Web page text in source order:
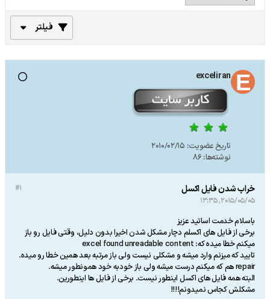
فیلتر
exceliran
تاریخ عضویت: 2010/02/15
نوشته‌ها: 86
#1 خراب شدن فایل اکسل
2015/05/05, 13:35
باسلام خدمت اساتید عزیز
برخی از فایل های اکسلم دچار مشکل شدن اخیرا بدون دلیل، وقتی فایل رو باز
میکنم خطا میده که: excel found unreadable content
تایید که میزنم وارد میشه و مشکلی نیست ولی باز مرتبه بعد همین خطا رو میده.
repair هم که میکنم درست میشه ولی باز خودبه خود همونطور میشه.
البته همه فایل های اکسل اینطور نیست. برخی از فایل ها اینطورین.
مشکلش کجاس نمیدونم!!!!